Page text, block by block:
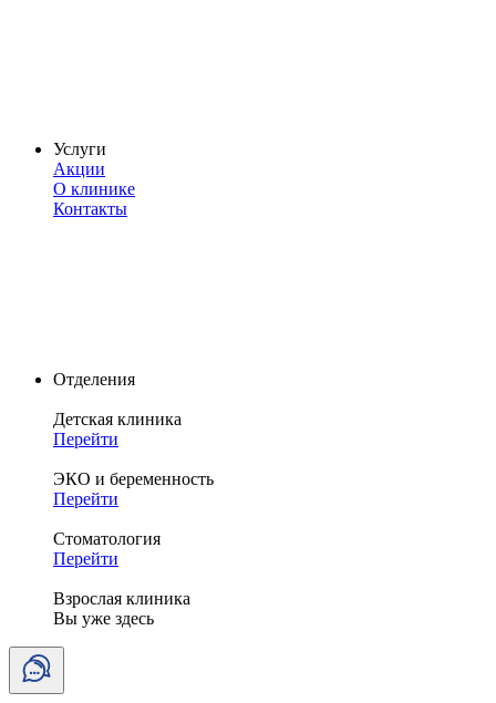
Услуги
Акции
О клинике
Контакты
Отделения
Детская клиника
Перейти
ЭКО и беременность
Перейти
Стоматология
Перейти
Взрослая клиника
Вы уже здесь